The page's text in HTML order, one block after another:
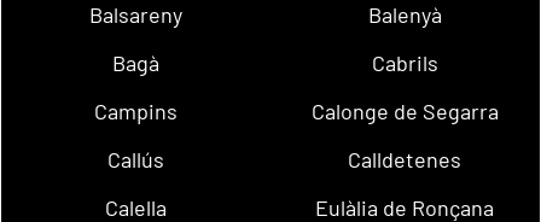
Balsareny
Balenyà
Bagà
Cabrils
Campins
Calonge de Segarra
Callús
Calldetenes
Calella
Eulàlia de Ronçana